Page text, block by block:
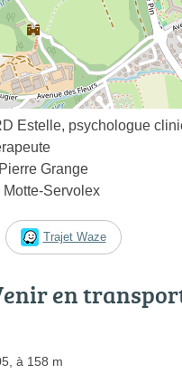
Estelle, psychologue
Grange
Servolex
Trajet Waze
en
à 158 m